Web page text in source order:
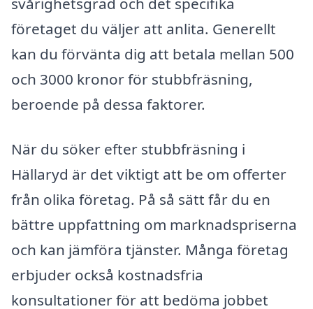
företaget du väljer att anlita. Generellt
kan du förvänta dig att betala mellan 500
och 3000 kronor för stubbfräsning,
beroende på dessa faktorer.
När du söker efter stubbfräsning i
Hällaryd är det viktigt att be om offerter
från olika företag. På så sätt får du en
bättre uppfattning om marknadspriserna
och kan jämföra tjänster. Många företag
erbjuder också kostnadsfria
konsultationer för att bedöma jobbet